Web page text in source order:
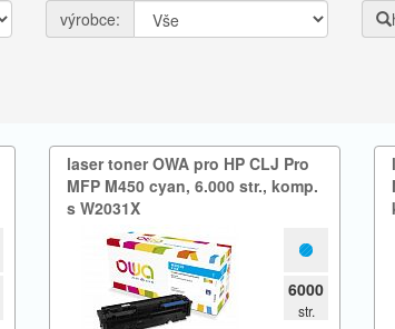
výrobce:
laser toner OWA pro HP CLJ Pro
MFP M450 cyan,​ 6.​000 str.​,​ komp.​
s W2031X
6000
str.